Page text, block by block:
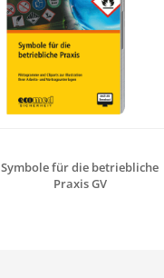
Symbole für die betriebliche
Praxis GV